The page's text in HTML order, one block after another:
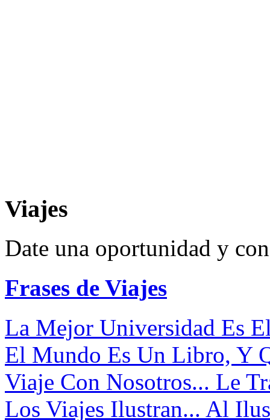
Viajes
Date una oportunidad y
Frases de Viajes
La Mejor Universidad Es
El Mundo Es Un Libro, Y
Viaje Con Nosotros... Le
Los Viajes Ilustran... Al